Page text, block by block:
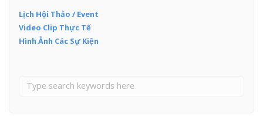
Lịch Hội Thảo / Event
Video Clip Thực Tế
Hình Ảnh Các Sự Kiện